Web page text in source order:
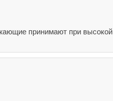
принимают при высокой